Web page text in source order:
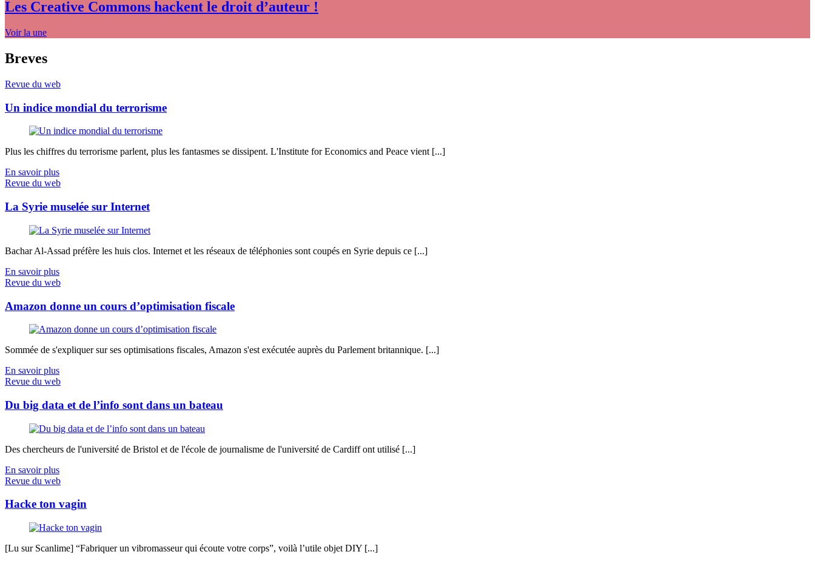
Les Creative Commons hackent le droit d’auteur !
Voir la une
Breves
Revue du web
Un indice mondial du terrorisme
Plus les chiffres du terrorisme parlent, plus les fantasmes se dissipent. L'Institute for Economics and Peace vient [...]
En savoir plus
Revue du web
La Syrie muselée sur Internet
Bachar Al-Assad préfère les huis clos. Internet et les réseaux de téléphonies sont coupés en Syrie depuis ce [...]
En savoir plus
Revue du web
Amazon donne un cours d’optimisation fiscale
Sommée de s'expliquer sur ses optimisations fiscales, Amazon s'est exécutée auprès du Parlement britannique. [...]
En savoir plus
Revue du web
Du big data et de l’info sont dans un bateau
Des chercheurs de l'université de Bristol et de l'école de journalisme de l'université de Cardiff ont utilisé [...]
En savoir plus
Revue du web
Hacke ton vagin
[Lu sur Scanlime] “Fabriquer un vibromasseur qui écoute votre corps”, voilà l’utile objet DIY [...]